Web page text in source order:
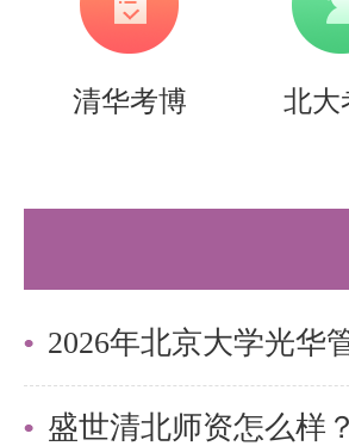
清华考博 北大
盛世清北师资怎么样？